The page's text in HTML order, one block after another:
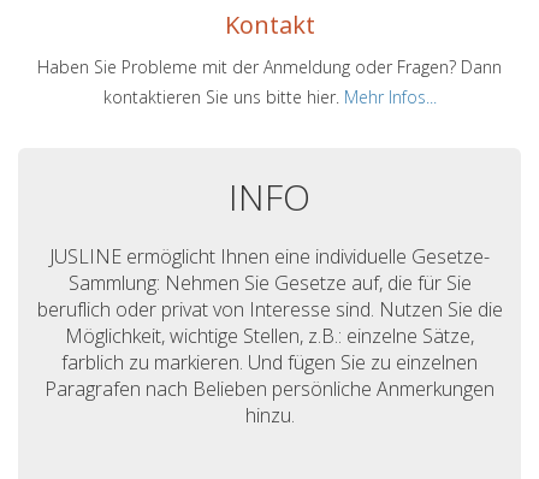
Kontakt
Haben Sie Probleme mit der Anmeldung oder Fragen? Dann
kontaktieren Sie uns bitte hier. Mehr Infos...
INFO
JUSLINE ermöglicht Ihnen eine individuelle Gesetze-
Sammlung: Nehmen Sie Gesetze auf, die für Sie
beruflich oder privat von Interesse sind. Nutzen Sie die
Möglichkeit, wichtige Stellen, z.B.: einzelne Sätze,
farblich zu markieren. Und fügen Sie zu einzelnen
Paragrafen nach Belieben persönliche Anmerkungen
hinzu.